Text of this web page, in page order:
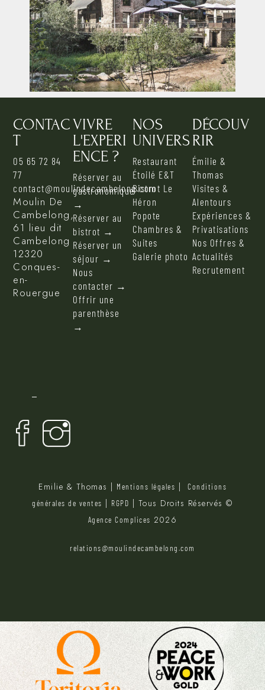
CONTAC
T
05 65 72 84
77
contact@moulindecambelong.com
Moulin De
Cambelong,
61 lieu dit
Cambelong
12320
Conques-
en-
Rouergue
VIVRE
L'EXPERI
ENCE ?
Réserver au
gastronomique
→
Réserver au
bistrot →
Réserver un
séjour →
Nous
contacter →
Offrir une
parenthèse
→
NOS
UNIVERS
Restaurant
Étoilé E&T
Bistrot Le
Héron
Popote
Chambres &
Suites
Galerie photo
DÉCOUV
RIR
Émilie &
Thomas
Visites &
Alentours
Expériences &
Privatisations
Nos Offres &
Actualités
Recrutement
Emilie & Thomas | Mentions légales
Conditions
générales de ventes
RGPD | Tous Droits Réservés ©
Agence Complices 2026
relations@moulindecambelong.com